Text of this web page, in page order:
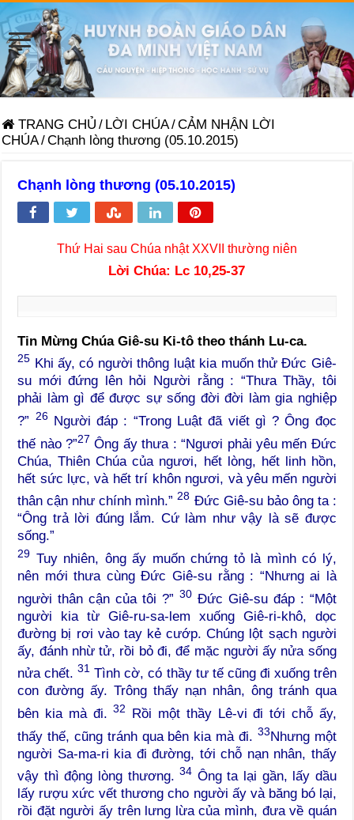
TRANG CHỦ / LỜI CHÚA/CẢM NHẬN LỜI
CHÚA/Chạnh lòng thương (05.10.2015)
Chạnh lòng thương (05.10.2015)
Thứ Hai sau Chúa nhật XXVII thường niên
Lời Chúa: Lc 10,25-37
Tin Mừng Chúa Giê-su Ki-tô theo thánh Lu-ca.
25 Khi ấy, có người thông luật kia muốn thử Đức Giê-
su mới đứng lên hỏi Người rằng : “Thưa Thầy, tôi
phải làm gì để được sự sống đời đời làm gia nghiệp
?” 26Người đáp : “Trong Luật đã viết gì ? Ông đọc
thế nào ?”27 Ông ấy thưa : “Ngươi phải yêu mến Đức
Chúa, Thiên Chúa của ngươi, hết lòng, hết linh hồn,
hết sức lực, và hết trí khôn ngươi, và yêu mến người
thân cận như chính mình.”28 Đức Giê-su bảo ông ta :
“Ông trả lời đúng lắm. Cứ làm như vậy là sẽ được
sống.”
29 Tuy nhiên, ông ấy muốn chứng tỏ là mình có lý,
nên mới thưa cùng Đức Giê-su rằng : “Nhưng ai là
người thân cận của tôi ?” 30Đức Giê-su đáp : “Một
người kia từ Giê-ru-sa-lem xuống Giê-ri-khô, dọc
đường bị rơi vào tay kẻ cướp. Chúng lột sạch người
ấy, đánh nhừ tử, rồi bỏ đi, để mặc người ấy nửa sống
nửa chết.31 Tình cờ, có thầy tư tế cũng đi xuống trên
con đường ấy. Trông thấy nạn nhân, ông tránh qua
bên kia mà đi.32
Rồi một thầy Lê-vi đi tới chỗ ấy,
thấy thế, cũng tránh qua bên kia mà đi. 33Nhưng một
người Sa-ma-ri kia đi đường, tới chỗ nạn nhân, thấy
vậy thì động lòng thương.34 Ông ta lại gần, lấy dầu
lấy rượu xức vết thương cho người ấy và băng bó lại,
rồi đặt người ấy trên lưng lừa của mình, đưa về quán